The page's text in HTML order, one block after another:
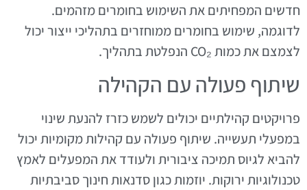
חדשים המפחיתים את השימוש בחומרים מזהמים.
לדוגמה, שימוש בחומרים ממוחזרים בתהליכי ייצור יכול
לצמצם את כמות CO₂ הנפלטת בתהליך.
שיתוף פעולה עם הקהילה
פרויקטים קהילתיים יכולים לשמש כזרז להנעת שינוי
במפעלי תעשייה. שיתוף פעולה עם קהילות מקומיות יכול
להביא לגיוס תמיכה ציבורית ולעודד את המפעלים לאמץ
טכנולוגיות ירוקות. יוזמות כגון סדנאות חינוך סביבתיות